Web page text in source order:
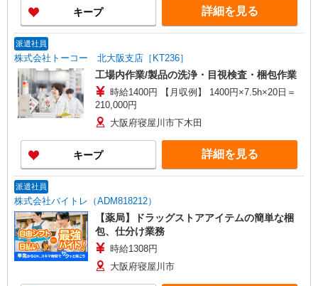
キープ 詳細を見る
派遣社員
株式会社トーコー 北大阪支店［KT236］
工場内作業/製品の洗浄・目視検査・梱包作業
時給1400円 【月収例】 1400円×7.5h×20日＝
210,000円
大阪府寝屋川市下木田
キープ 詳細を見る
派遣社員
株式会社バイトレ（ADM818212）
【薬局】ドラッグストアアイテムの簡単な梱
包、仕分け業務
時給1308円
大阪府寝屋川市